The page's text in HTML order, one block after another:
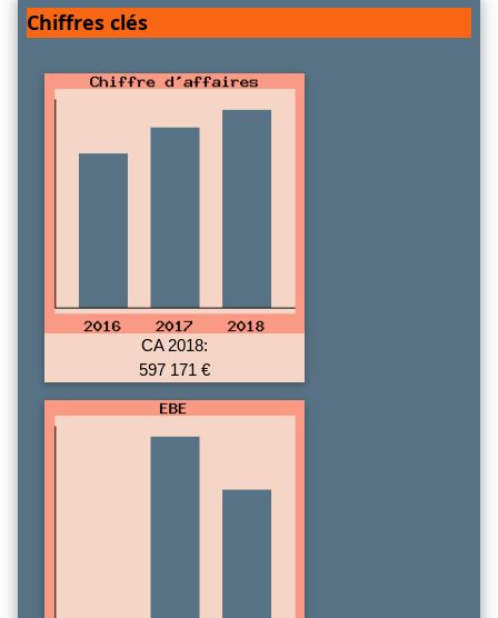
Chiffres clés
CA 2018:
597 171 €